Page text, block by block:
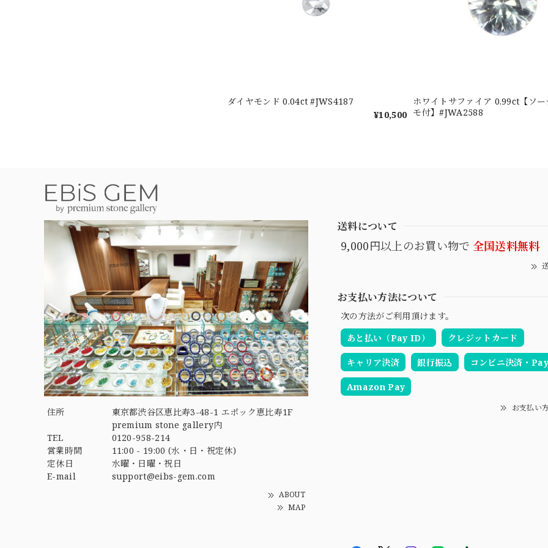
ダイヤモンド 0.04ct #JWS4187
¥10,500
ホワイトサファイア 0.99ct【ソーティングメ
モ付】#JWA2588
住所
東京都渋谷区恵比寿3-48-1 エポック恵比寿1F
premium stone gallery内
TEL
0120-958-214
営業時間
11:00 - 19:00 (水・日・祝定休)
定休日
水曜・日曜・祝日
E-mail
support@eibs-gem.com
ABOUT
MAP
送料について
9,000円以上のお買い物で 全国送料無料
お支払い方法について
次の方法がご利用頂けます。
あと払い（Pay ID）
クレジットカード
キャリア決済 銀行振込 コンビニ決済・
Amazon Pay
お支払い